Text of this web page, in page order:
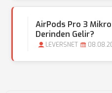
AirPods Pro 3
Derinden Gelir?
LEVERSNET